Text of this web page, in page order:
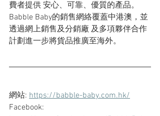
費者提供 安心、可靠、優質的產品。
Babble Baby的銷售網絡覆蓋中港澳，並
透過網上銷售及分銷廠 及多項夥伴合作
計劃進一步將貨品推廣至海外。
網站: https://babble-baby.com.hk/
Facebook: